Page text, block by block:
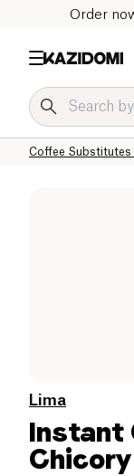
Order
Coffee Substitutes
Beverages Organic
Home
Lima
Instant